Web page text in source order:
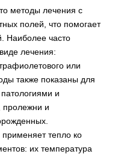
методы лечения с
полей, что помогает
Наиболее часто
лечения:
или
также показаны для
и
пролежни и
тепло ко
их температура